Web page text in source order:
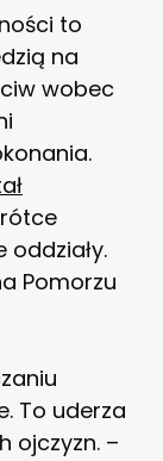
to
na
wobec
oddziały.
Pomorzu
To uderza
ojczyzn. –